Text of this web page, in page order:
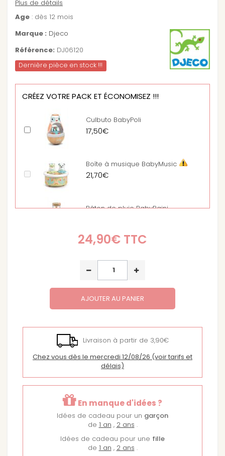
Plus de détails
Age : dès 12 mois
Marque : Djeco
Référence: DJ06120
Dernière pièce en stock !!!
CRÉEZ VOTRE PACK ET ÉCONOMISEZ !!!
Culbuto BabyPoli
17,50€
Boîte à musique BabyMusic
21,70€
Bâton de pluie BabyRaini
24,90€ TTC
AJOUTER AU PANIER
Livraison à partir de 3,90€
Chez vous dès le mercredi 12/08/26 (voir tarifs et
délais)
En manque d'idées ?
Idées de cadeau pour un garçon
de 1 an , 2 ans .
Idées de cadeau pour une fille
de 1 an , 2 ans .